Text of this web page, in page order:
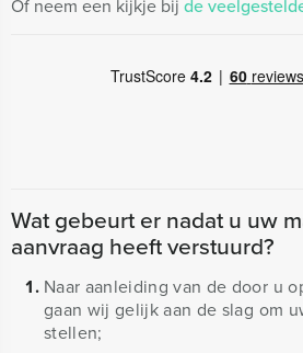
Of neem een kijkje bij de
Wat gebeurt er nadat u uw
aanvraag heeft verstuurd?
Naar aanleiding van de door u
gaan wij gelijk aan de slag om
stellen;